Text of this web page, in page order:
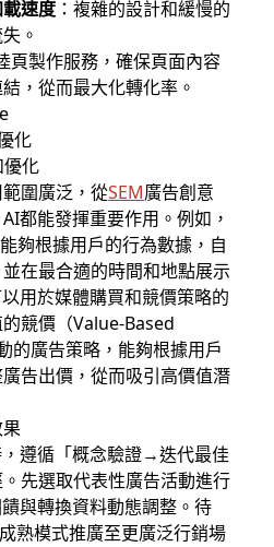
速度 ：複雜的設計和緩慢的
。
頁製作服務，確保頁面內容
，從而最大化轉化率。
化
優化
圍廣泛，從SEM廣告創意
都能發揮重要作用。例如，
夠根據用戶的行為數據，自
在最合適的時間和地點展示
用於媒體購買和競價策略的
競價（Value-Based
的廣告策略，能夠根據用戶
告出價，從而吸引高價值潛
遵循「概念驗證→迭代最佳
先選取代表性廣告活動進行
與轉換資料動態調整。待
熟模式推廣至更廣泛行銷場